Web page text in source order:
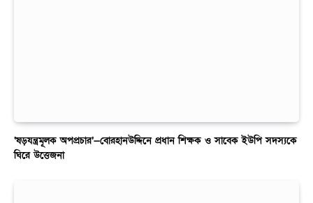
‘ষড়যন্ত্রমূলক অপপ্রচার’—বোরহানউদ্দিনে প্রধান শিক্ষক ও সাবেক ইউপি সদস্যকে
ঘিরে উত্তেজনা